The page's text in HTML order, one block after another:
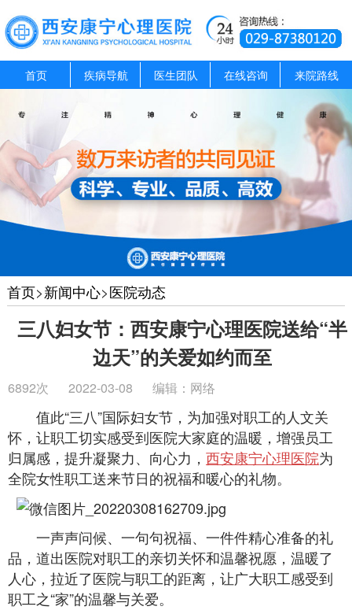
首页 疾病导航 医生团队 在线咨询 来院路线
首页>新闻中心>医院动态
三八妇女节：西安康宁心理医院送给“半
边天”的关爱如约而至
6892次 2022-03-08 编辑：网络
值此“三八”国际妇女节，为加强对职工的人文关
怀，让职工切实感受到医院大家庭的温暖，增强员工
归属感，提升凝聚力、向心力， 西安康宁心理医院为
全院女性职工送来节日的祝福和暖心的礼物。
一声声问候、一句句祝福、一件件精心准备的礼
品，道出医院对职工的亲切关怀和温馨祝愿，温暖了
人心，拉近了医院与职工的距离，让广大职工感受到
职工之“家”的温馨与关爱。